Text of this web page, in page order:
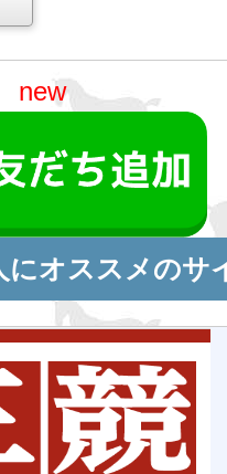
new
にオススメのサ